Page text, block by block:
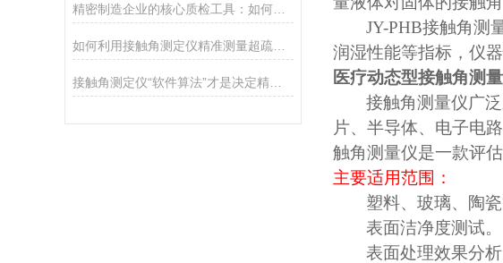
精密制造企业的核心质检工具：如何通过接触角控制产品质量
如何利用接触角测定仪精准测量超疏水材料（>150°）
接触角测定仪“软件算法”才是决定精度的灵魂
JY-PHB接触角测
润湿性能等指标 ，仪
医疗动态型接触角测
接触角测量仪广
片、半导体、电子电
触角测量仪是一款评
主要适用范围：
塑料、玻璃、陶
表面洁净度测试。
表面处理效果分析